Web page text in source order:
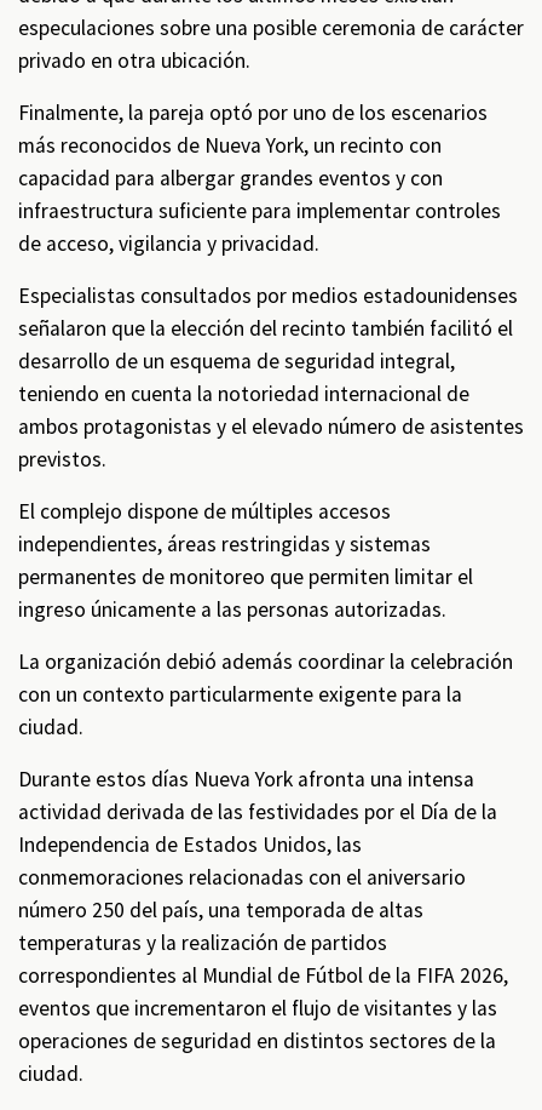
especulaciones sobre una posible ceremonia de carácter
privado en otra ubicación.
Finalmente, la pareja optó por uno de los escenarios
más reconocidos de Nueva York, un recinto con
capacidad para albergar grandes eventos y con
infraestructura suficiente para implementar controles
de acceso, vigilancia y privacidad.
Especialistas consultados por medios estadounidenses
señalaron que la elección del recinto también facilitó el
desarrollo de un esquema de seguridad integral,
teniendo en cuenta la notoriedad internacional de
ambos protagonistas y el elevado número de asistentes
previstos.
El complejo dispone de múltiples accesos
independientes, áreas restringidas y sistemas
permanentes de monitoreo que permiten limitar el
ingreso únicamente a las personas autorizadas.
La organización debió además coordinar la celebración
con un contexto particularmente exigente para la
ciudad.
Durante estos días Nueva York afronta una intensa
actividad derivada de las festividades por el Día de la
Independencia de Estados Unidos, las
conmemoraciones relacionadas con el aniversario
número 250 del país, una temporada de altas
temperaturas y la realización de partidos
correspondientes al Mundial de Fútbol de la FIFA 2026,
eventos que incrementaron el flujo de visitantes y las
operaciones de seguridad en distintos sectores de la
ciudad.